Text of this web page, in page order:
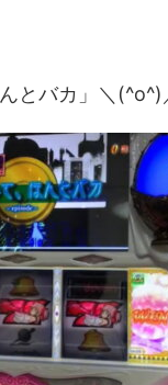
とバカ」＼(^o^)